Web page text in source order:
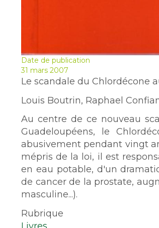
Date de publication
31 mars 2007
Le scandale du Chlordécone
Louis Boutrin, Raphael
Au centre de ce nouveau
Guadeloupéens, le
abusivement pendant vingt
mépris de la loi, il est
en eau potable, d'un
de cancer de la prostate,
masculine...).
Rubrique